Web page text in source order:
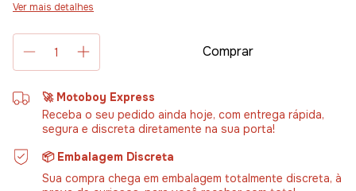
Ver mais detalhes
🚀 Motoboy Express
Receba o seu pedido ainda hoje, com entrega rápida,
segura e discreta diretamente na sua porta!
📦 Embalagem Discreta
Sua compra chega em embalagem totalmente discreta, à